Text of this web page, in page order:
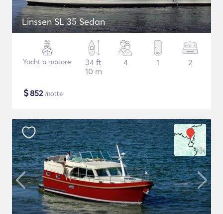
Linssen SL 35 Sedan
Yacht a motore
34 ft
10 m
4 1 2
$852/notte